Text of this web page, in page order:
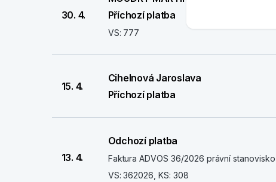
30. 4.
Příchozí platba
VS: 777
15. 4.
Cihelnová Jaroslava
Příchozí platba
13. 4.
Odchozí platba
Faktura ADVOS 36/2026 právní stanovisko
VS: 362026, KS: 308